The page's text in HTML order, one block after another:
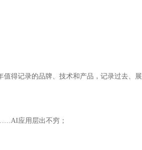
值得记录的品牌、技术和产品，记录过去、展
应用层出不穷；